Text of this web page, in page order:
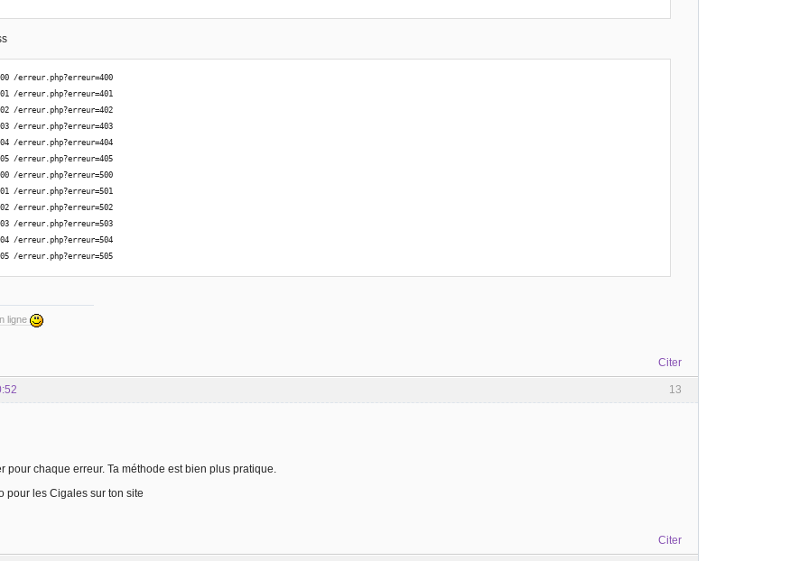
au serveur ou serveur sature'
ne supporte pas le service demandé'
passerelle' ;
indisponible'
HTTP non supporte '
/erreur.php?erreur=400
/erreur.php?erreur=401
/erreur.php?erreur=402
/erreur.php?erreur=403
/erreur.php?erreur=404
/erreur.php?erreur=405
/erreur.php?erreur=500
/erreur.php?erreur=501
/erreur.php?erreur=502
/erreur.php?erreur=503
/erreur.php?erreur=504
/erreur.php?erreur=505
ligne
Citer
13
pour chaque erreur. Ta méthode est bien plus pratique.
pour les Cigales sur ton site
Citer